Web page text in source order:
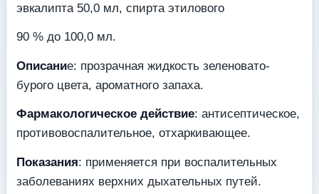
эвкалипта 50,0 мл, спирта этилового
90 % до 100,0 мл.
Описание: прозрачная жидкость зеленовато-
бурого цвета, ароматного запаха.
Фармакологическое действие: антисептическое,
противовоспалительное, отхаркивающее.
Показания: применяется при воспалительных
заболеваниях верхних дыхательных путей.